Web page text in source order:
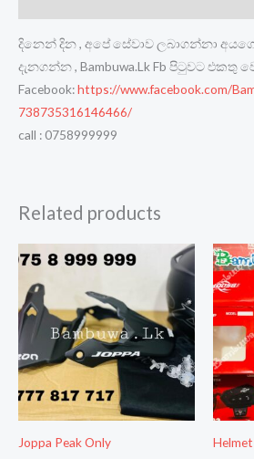
දිනෙන් දින , අපේ සේවාව ලබාගන්නා
දැනගන්න , Bambuwa.Lk Fb පිටුවට එකතු
Facebook:https://www.facebook.com/
738735316146466/
call : 0758999999
Related products
Joppa Peak Only